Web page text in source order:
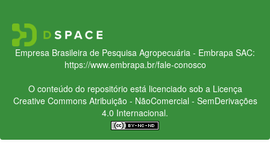
Empresa Brasileira de Pesquisa Agropecuária - Embrapa SAC:
https://www.embrapa.br/fale-conosco
O conteúdo do repositório está licenciado sob a Licença
Creative CommonsAtribuição - NãoComercial - SemDerivações
4.0 Internacional.